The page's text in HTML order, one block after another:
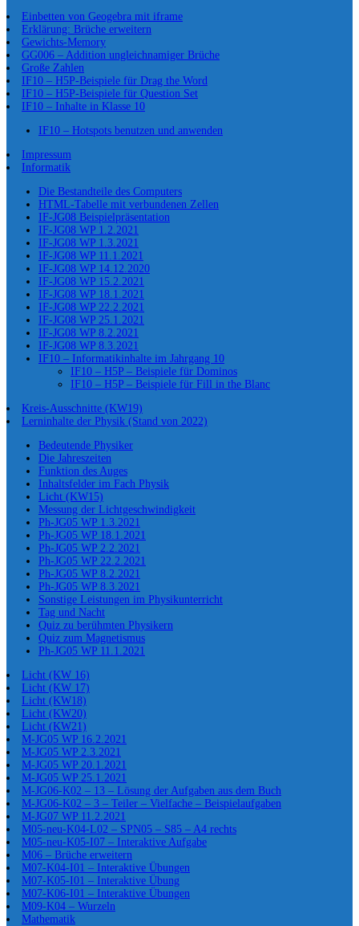
Einbetten von Geogebra mit iframe
Erklärung: Brüche erweitern
Gewichts-Memory
GG006 – Addition ungleichnamiger Brüche
Große Zahlen
IF10 – H5P-Beispiele für Drag the Word
IF10 – H5P-Beispiele für Question Set
IF10 – Inhalte in Klasse 10
IF10 – Hotspots benutzen und anwenden
Impressum
Informatik
Die Bestandteile des Computers
HTML-Tabelle mit verbundenen Zellen
IF-JG08 Beispielpräsentation
IF-JG08 WP 1.2.2021
IF-JG08 WP 1.3.2021
IF-JG08 WP 11.1.2021
IF-JG08 WP 14.12.2020
IF-JG08 WP 15.2.2021
IF-JG08 WP 18.1.2021
IF-JG08 WP 22.2.2021
IF-JG08 WP 25.1.2021
IF-JG08 WP 8.2.2021
IF-JG08 WP 8.3.2021
IF10 – Informatikinhalte im Jahrgang 10
IF10 – H5P – Beispiele für Dominos
IF10 – H5P – Beispiele für Fill in the Blanc
Kreis-Ausschnitte (KW19)
Lerninhalte der Physik (Stand von 2022)
Bedeutende Physiker
Die Jahreszeiten
Funktion des Auges
Inhaltsfelder im Fach Physik
Licht (KW15)
Messung der Lichtgeschwindigkeit
Ph-JG05 WP 1.3.2021
Ph-JG05 WP 18.1.2021
Ph-JG05 WP 2.2.2021
Ph-JG05 WP 22.2.2021
Ph-JG05 WP 8.2.2021
Ph-JG05 WP 8.3.2021
Sonstige Leistungen im Physikunterricht
Tag und Nacht
Quiz zu berühmten Physikern
Quiz zum Magnetismus
Ph-JG05 WP 11.1.2021
Licht (KW 16)
Licht (KW 17)
Licht (KW18)
Licht (KW20)
Licht (KW21)
M-JG05 WP 16.2.2021
M-JG05 WP 2.3.2021
M-JG05 WP 20.1.2021
M-JG05 WP 25.1.2021
M-JG06-K02 – 13 – Lösung der Aufgaben aus dem Buch
M-JG06-K02 – 3 – Teiler – Vielfache – Beispielaufgaben
M-JG07 WP 11.2.2021
M05-neu-K04-L02 – SPN05 – S85 – A4 rechts
M05-neu-K05-I07 – Interaktive Aufgabe
M06 – Brüche erweitern
M07-K04-I01 – Interaktive Übungen
M07-K05-I01 – Interaktive Übung
M07-K06-I01 – Interaktive Übungen
M09-K04 – Wurzeln
Mathematik